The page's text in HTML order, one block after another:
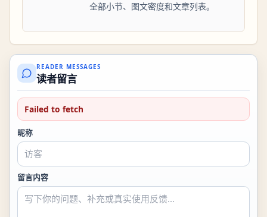
全部小节、图文密度和文章列表。
READER MESSAGES
读者留言
Failed to fetch
昵称
留言内容